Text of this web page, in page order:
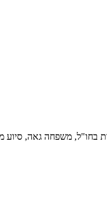
בחו"ל, משפחה גאה,